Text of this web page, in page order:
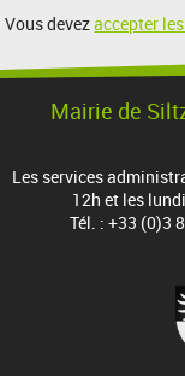
Vous devezaccepter
Mairie de
Les services
12h et les
Tél. : +33 (0)3